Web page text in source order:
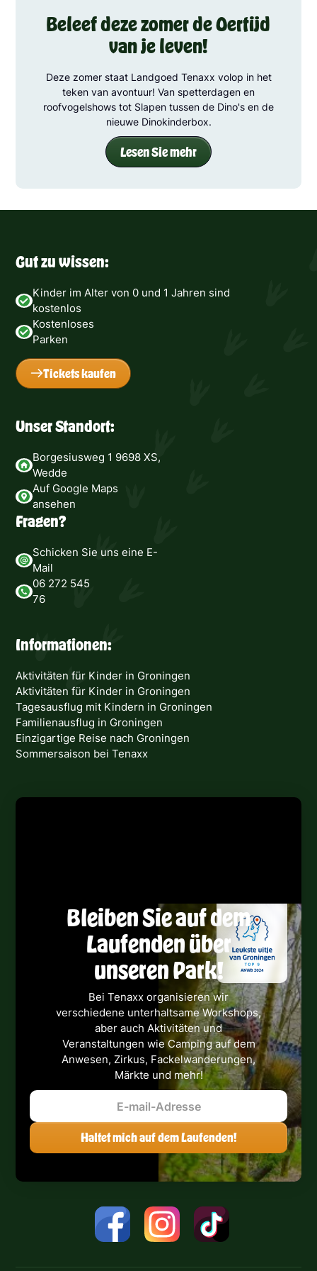
Beleef deze zomer de Oertijd
van je leven!
Deze zomer staat Landgoed Tenaxx volop in het
teken van avontuur! Van spetterdagen en
roofvogelshows tot Slapen tussen de Dino's en de
nieuwe Dinokinderbox.
Lesen Sie mehr
Gut zu wissen:
Kinder im Alter von 0 und 1 Jahren sind
kostenlos
Kostenloses
Parken
Tickets kaufen
Unser Standort:
Borgesiusweg 1 9698 XS,
Wedde
Auf Google Maps
ansehen
Fragen?
Schicken Sie uns eine E-
Mail
06 272 545
76
Informationen:
Aktivitäten für Kinder in Groningen
Aktivitäten für Kinder in Groningen
Tagesausflug mit Kindern in Groningen
Familienausflug in Groningen
Einzigartige Reise nach Groningen
Sommersaison bei Tenaxx
Bleiben Sie auf dem
Laufenden über
unseren Park!
Bei Tenaxx organisieren wir
verschiedene unterhaltsame Workshops,
aber auch Aktivitäten und
Veranstaltungen wie Camping auf dem
Anwesen, Zirkus, Fackelwanderungen,
Märkte und mehr!